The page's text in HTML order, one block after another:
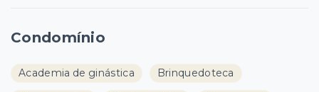
Condomínio
Academia de ginástica Brinquedoteca